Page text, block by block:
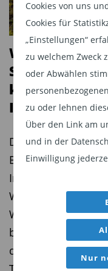
Cookies von uns
Cookies für
„Einstellungen“
zu welchem Zweck
oder Abwählen
zu oder lehnen
Über den Link am
und in der
Einwilligung
Nur
die absolute
als vielmehr die
Ergebnissen.
konnten nur
ihre individuell
übertreffen.
primär als
Risikomodelle
gestellt haben.
boten in der
verlässlichen
Ansätze stark von
Wie bewertet
Solarprojekt?
konservativer
Die Bewertung
Bereich der
Investoren vor
Wie lässt sich der
Wind- oder
bestimmen, wenn
der Zukunft